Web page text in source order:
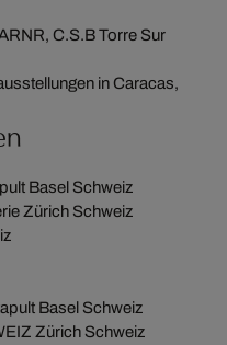
C.S.B Torre Sur
in Caracas,
Basel Schweiz
Zürich Schweiz
Basel Schweiz
Zürich Schweiz